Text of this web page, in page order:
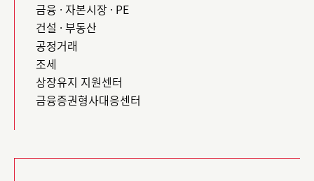
금융 · 자본시장 · PE
건설 · 부동산
공정거래
조세
상장유지 지원센터
금융증권형사대응센터